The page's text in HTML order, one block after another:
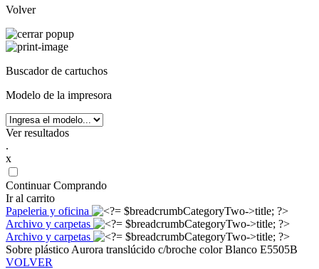
Volver
Buscador de cartuchos
Modelo de la impresora
Ver resultados
.
x
Continuar Comprando
Ir al carrito
Papeleria y oficina
Archivo y carpetas
Archivo y carpetas
Sobre plástico Aurora translúcido c/broche color Blanco E5505B
VOLVER